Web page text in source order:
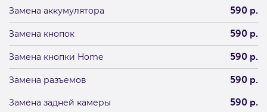
Замена аккумулятора 590 р.
Замена кнопок 590 р.
Замена кнопки Home 590 р.
Замена разъемов 590 р.
Замена задней камеры 590 р.